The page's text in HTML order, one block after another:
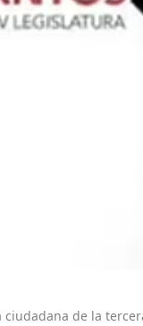
de la